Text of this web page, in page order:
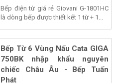
Bếp điện từ giá rẻ Giovani G-1801HC
là dòng bếp được thiết kết 1 từ + 1...
Bếp Từ 6 Vùng Nấu Cata GIGA
750BK nhập khẩu nguyên
chiếc Châu Âu - Bếp Tuấn
Phát